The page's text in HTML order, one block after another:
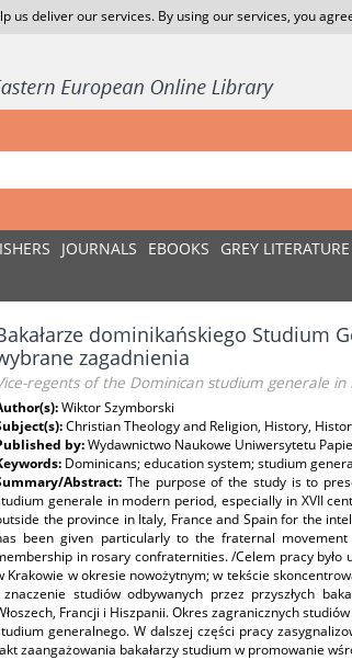
us deliver our services. By using our services, you
JOURNALS EBOOKS GREY LITERATURE
dominikańskiego Studium
zagadnienia
regents of the Dominican studium generale
Wiktor Szymborski
Christian Theology and Religion, History,
by:Wydawnictwo Naukowe Uniwersytetu
Dominicans; education system; studium
Abstract: The purpose of the study is to
generale in modern period, especially in XVII
the province in Italy, France and Spain for the
been given particularly to the fraternal
in rosary confraternities. /Celem pracy było
Krakowie w okresie nowożytnym; w tekście
studiów odbywanych przez przyszłych
Francji i Hiszpanii. Okres zagranicznych
generalnego. W dalszej części pracy
zaangażowania bakałarzy studium w promowanie